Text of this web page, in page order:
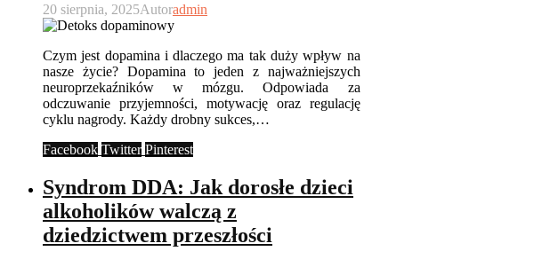
20 sierpnia, 2025Autoradmin
Czym jest dopamina i dlaczego ma tak duży wpływ na
nasze życie? Dopamina to jeden z najważniejszych
neuroprzekaźników w mózgu. Odpowiada za
odczuwanie przyjemności, motywację oraz regulację
cyklu nagrody. Każdy drobny sukces,…
Facebook Twitter Pinterest
Syndrom DDA: Jak dorosłe dzieci
alkoholików walczą z
dziedzictwem przeszłości